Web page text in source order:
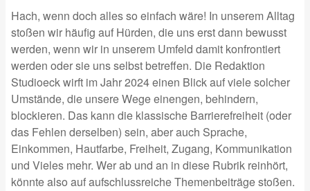
Hach, wenn doch alles so einfach wäre! In unserem Alltag
stoßen wir häufig auf Hürden, die uns erst dann bewusst
werden, wenn wir in unserem Umfeld damit konfrontiert
werden oder sie uns selbst betreffen. Die Redaktion
Studioeck wirft im Jahr 2024 einen Blick auf viele solcher
Umstände, die unsere Wege einengen, behindern,
blockieren. Das kann die klassische Barrierefreiheit (oder
das Fehlen derselben) sein, aber auch Sprache,
Einkommen, Hautfarbe, Freiheit, Zugang, Kommunikation
und Vieles mehr. Wer ab und an in diese Rubrik reinhört,
könnte also auf aufschlussreiche Themenbeiträge stoßen.